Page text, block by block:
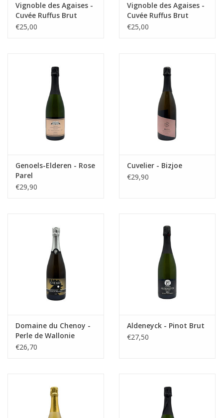
Vignoble des Agaises -
Cuvée Ruffus Brut
Sauvage
€25,00
Vignoble des Agaises -
Cuvée Ruffus Brut
€25,00
Genoels-Elderen - Rose
Parel
€29,90
Cuvelier - Bizjoe
€29,90
Domaine du Chenoy -
Perle de Wallonie
€26,70
Aldeneyck - Pinot Brut
€27,50